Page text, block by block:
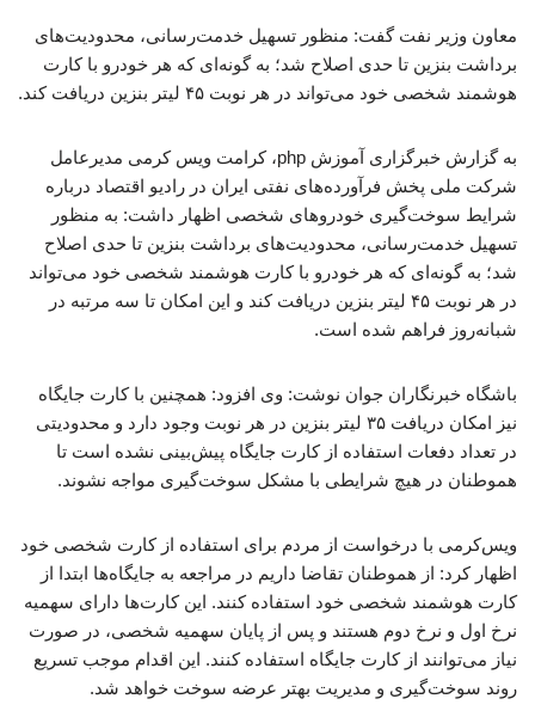
معاون وزیر نفت گفت: منظور تسهیل خدمت‌رسانی، محدودیت‌های
برداشت بنزین تا حدی اصلاح شد؛ به گونه‌ای که هر خودرو با کارت
هوشمند شخصی خود می‌تواند در هر نوبت ۴۵ لیتر بنزین دریافت کند.
به گزارش خبرگزاری آموزش php، کرامت ویس کرمی مدیرعامل
شرکت ملی پخش فرآورده‌های نفتی ایران در رادیو اقتصاد درباره
شرایط سوخت‌گیری خودروهای شخصی اظهار داشت: به منظور
تسهیل خدمت‌رسانی، محدودیت‌های برداشت بنزین تا حدی اصلاح
شد؛ به گونه‌ای که هر خودرو با کارت هوشمند شخصی خود می‌تواند
در هر نوبت ۴۵ لیتر بنزین دریافت کند و این امکان تا سه مرتبه در
شبانه‌روز فراهم شده است.
باشگاه خبرنگاران جوان نوشت: وی افزود: همچنین با کارت جایگاه
نیز امکان دریافت ۳۵ لیتر بنزین در هر نوبت وجود دارد و محدودیتی
در تعداد دفعات استفاده از کارت جایگاه پیش‌بینی نشده است تا
هموطنان در هیچ شرایطی با مشکل سوخت‌گیری مواجه نشوند.
ویس‌کرمی با درخواست از مردم برای استفاده از کارت شخصی خود
اظهار کرد: از هموطنان تقاضا داریم در مراجعه به جایگاه‌ها ابتدا از
کارت هوشمند شخصی خود استفاده کنند. این کارت‌ها دارای سهمیه
نرخ اول و نرخ دوم هستند و پس از پایان سهمیه شخصی، در صورت
نیاز می‌توانند از کارت جایگاه استفاده کنند. این اقدام موجب تسریع
روند سوخت‌گیری و مدیریت بهتر عرضه سوخت خواهد شد.